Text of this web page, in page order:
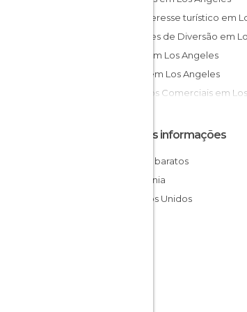
De interesse turístico em
Parques de Diversão em
Ruas em Los Angeles
Lojas em Los Angeles
Centros Comerciais em
Outras informações
Hotéis baratos
Califórnia
Estados Unidos